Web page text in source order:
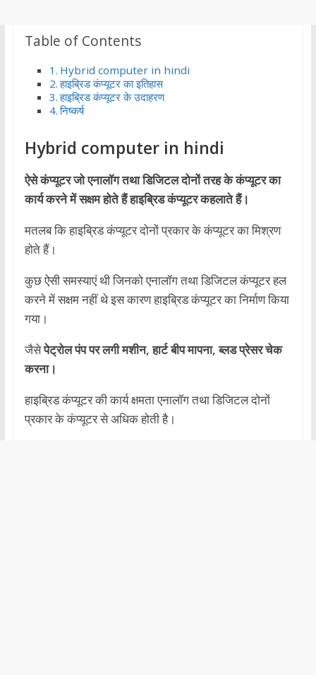
Table of Contents
Hybrid computer in hindi
हाइब्रिड कंप्यूटर का इतिहास
हाइब्रिड कंप्यूटर के उदाहरण
निष्कर्ष
Hybrid computer in hindi
ऐसे कंप्यूटर जो एनालॉग तथा डिजिटल दोनों तरह के कंप्यूटर का
कार्य करने में सक्षम होते हैं हाइब्रिड कंप्यूटर कहलाते हैं।
मतलब कि हाइब्रिड कंप्यूटर दोनों प्रकार के कंप्यूटर का मिश्रण
होते हैं।
कुछ ऐसी समस्याएं थी जिनको एनालॉग तथा डिजिटल कंप्यूटर हल
करने में सक्षम नहीं थे इस कारण हाइब्रिड कंप्यूटर का निर्माण किया
गया।
जैसेपेट्रोल पंप पर लगी मशीन, हार्ट बीप मापना, ब्लड प्रेसर चेक
करना।
हाइब्रिड कंप्यूटर की कार्य क्षमता एनालॉग तथा डिजिटल दोनों
प्रकार के कंप्यूटर से अधिक होती है।